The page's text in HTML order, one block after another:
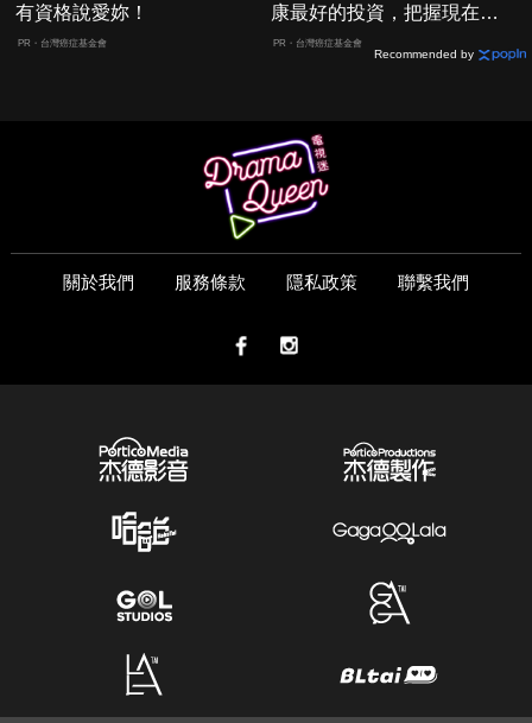
有資格說愛妳！
PR・台灣癌症基金會
康最好的投資，把握現在不
嫌晚！
PR・台灣癌症基金會
Recommended by
關於我們 服務條款 隱私政策 聯繫我們